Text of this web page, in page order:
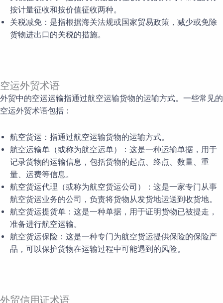
按计量征收和按价值征收两种。
关税减免：是指根据海关法规或国家贸易政策，减少或免除
货物进出口的关税的措施。
空运外贸术语
外贸中的空运运输指通过航空运输货物的运输方式。一些常见的
空运外贸术语包括：
航空货运：指通过航空运输货物的运输方式。
航空运输单（或称为航空运单）：这是一种运输单据，用于
记录货物的运输信息，包括货物的起点、终点、数量、重
量、运费等信息。
航空货运代理（或称为航空货运公司）：这是一家专门从事
航空货运业务的公司，负责将货物从发货地运送到收货地。
航空货运提货单：这是一种单据，用于证明货物已被提走，
准备进行航空运输。
航空货运保险：这是一种专门为航空货运提供保险的保险产
品，可以保护货物在运输过程中可能遇到的风险。
外贸信用证术语